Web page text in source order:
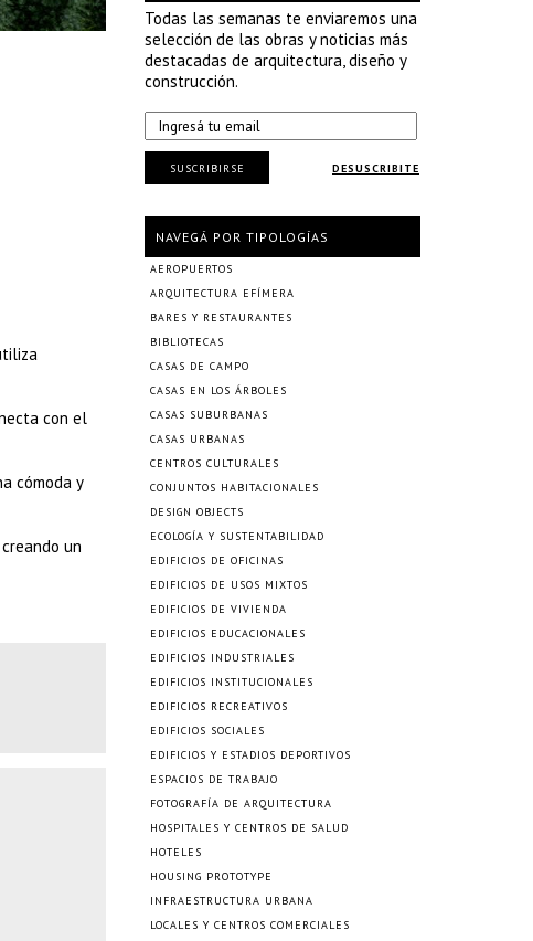
con el
cómoda y
un
Todas las semanas te enviaremos una
selección de las obras y noticias más
destacadas de arquitectura, diseño y
construcción.
DESUSCRIBITE
SUSCRIBIRSE
NAVEGÁ POR TIPOLOGÍAS
AEROPUERTOS
ARQUITECTURA EFÍMERA
BARES Y RESTAURANTES
BIBLIOTECAS
CASAS DE CAMPO
CASAS EN LOS ÁRBOLES
CASAS SUBURBANAS
CASAS URBANAS
CENTROS CULTURALES
CONJUNTOS HABITACIONALES
DESIGN OBJECTS
ECOLOGÍA Y SUSTENTABILIDAD
EDIFICIOS DE OFICINAS
EDIFICIOS DE USOS MIXTOS
EDIFICIOS DE VIVIENDA
EDIFICIOS EDUCACIONALES
EDIFICIOS INDUSTRIALES
EDIFICIOS INSTITUCIONALES
EDIFICIOS RECREATIVOS
EDIFICIOS SOCIALES
EDIFICIOS Y ESTADIOS DEPORTIVOS
ESPACIOS DE TRABAJO
FOTOGRAFÍA DE ARQUITECTURA
HOSPITALES Y CENTROS DE SALUD
HOTELES
HOUSING PROTOTYPE
INFRAESTRUCTURA URBANA
LOCALES Y CENTROS COMERCIALES